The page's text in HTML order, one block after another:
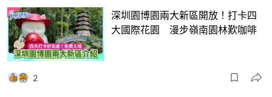
深圳園博園兩大新區開放！打卡四
大國際花園 漫步嶺南園林歎咖啡
2